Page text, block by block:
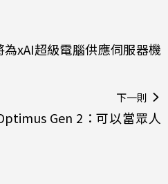
xAI超級電腦供應伺服器機
下一則
Gen 2：可以當眾人